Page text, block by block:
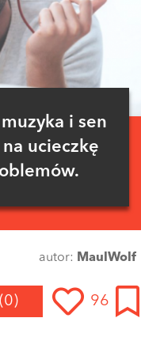
i sen
ucieczkę
autor: MaulWolf
(0) 96